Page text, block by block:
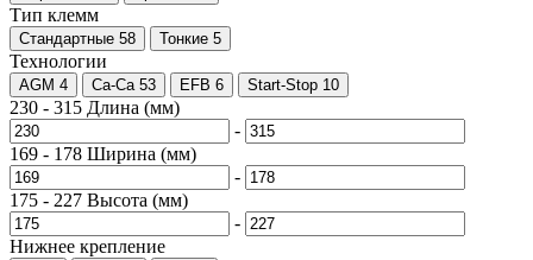
Тип клемм
Стандартные 58 Тонкие 5
Технологии
AGM 4 Ca-Ca 53 EFB 6 Start-Stop 10
230 - 315 Длина (мм)
-
169 - 178 Ширина (мм)
-
175 - 227 Высота (мм)
-
Нижнее крепление